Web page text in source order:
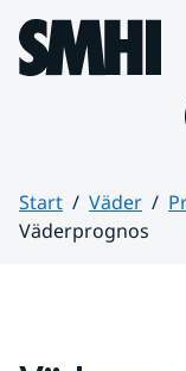
Hoppa till sidans
Start Väder
Väderprognos